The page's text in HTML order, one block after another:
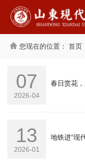
首页
07
2026-04
春日赏花，
13
2026-01
地铁进“现